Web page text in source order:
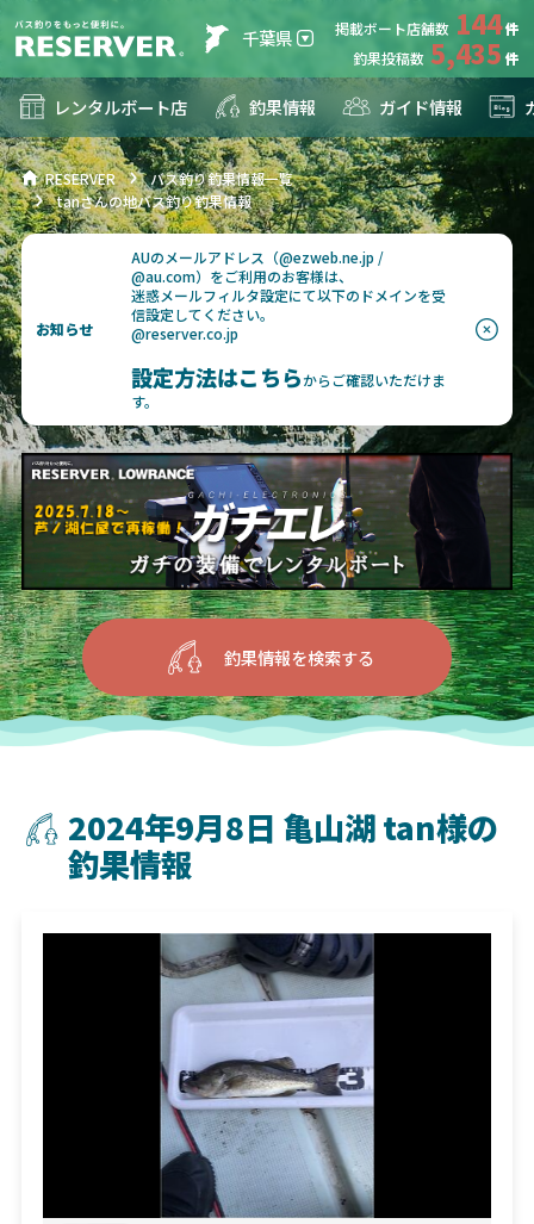
千葉県 掲載ボート店舗数 144
釣果投稿数 5,435
レンタルボート店 釣果情報 ガイド情報
RESERVER
バス釣り釣果情報一覧
tanさんの地バス釣り釣果情報
お知らせ
AUのメールアドレス（@ezweb.ne.jp /
@au.com）をご利用のお客様は、
迷惑メールフィルタ設定にて以下のドメインを受
信設定してください。
@reserver.co.jp
設定方法はこちらからご確認いただけま
す。
釣果情報を検索する
2024年9月8日 亀山湖 tan様の
釣果情報